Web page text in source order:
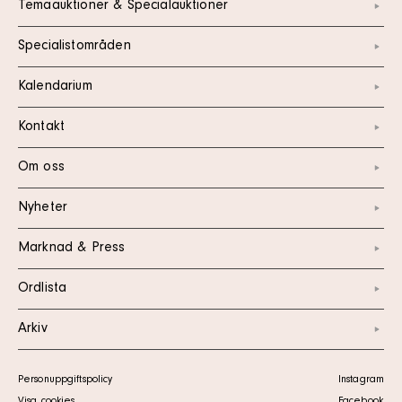
Temaauktioner & Specialauktioner
Specialistområden
Kalendarium
Kontakt
Om oss
Nyheter
Marknad & Press
Ordlista
Arkiv
Personuppgiftspolicy
Instagram